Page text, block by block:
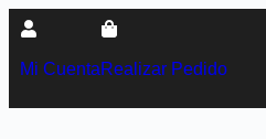
Mi CuentaRealizar Pedido